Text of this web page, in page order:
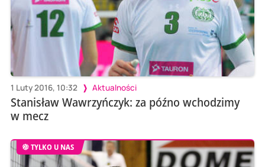
1 Luty 2016, 10:32 Aktualności
Stanisław Wawrzyńczyk: za późno wchodzimy
w mecz
TYLKO U NAS